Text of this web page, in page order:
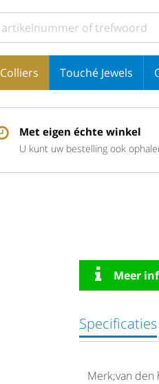
Colliers Touché Jewels
Met eigen échte winkel
U kunt uw bestelling ook
Meer
Specificaties
Merk;van den